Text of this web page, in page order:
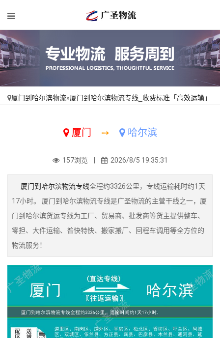
厦门到哈尔滨物流»厦门到哈尔滨物流专线_收费标准「高效运输」
厦门 ➙ 哈尔滨
157浏览 | 2026/8/5 19:35:31
厦门到哈尔滨物流专线全程约3326公里，专线运输耗时约1天
17小时。 厦门到哈尔滨物流专线是广圣物流的主营干线之一，厦
门到哈尔滨货运专线为工厂、贸易商、批发商等货主提供整车、
零担、大件运输、普快特快、搬家搬厂、回程车调用等全方位的
物流服务！